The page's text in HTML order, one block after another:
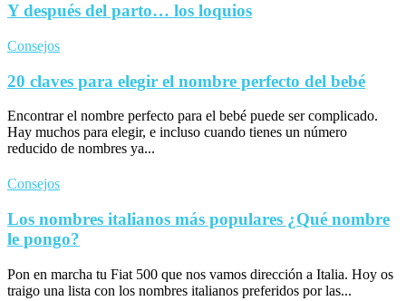
Y después del parto… los loquios
Consejos
20 claves para elegir el nombre perfecto del bebé
Encontrar el nombre perfecto para el bebé puede ser complicado.
Hay muchos para elegir, e incluso cuando tienes un número
reducido de nombres ya...
Consejos
Los nombres italianos más populares ¿Qué nombre
le pongo?
Pon en marcha tu Fiat 500 que nos vamos dirección a Italia. Hoy os
traigo una lista con los nombres italianos preferidos por las...